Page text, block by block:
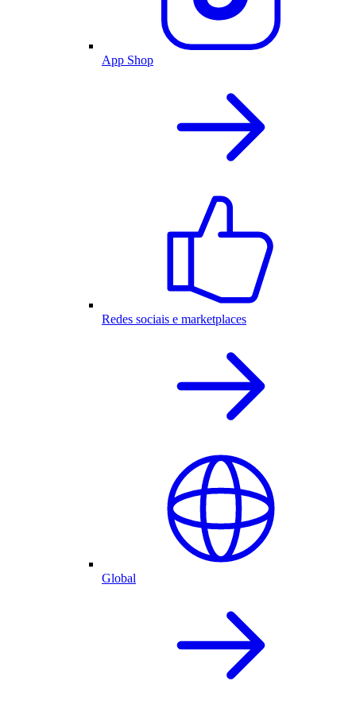
App Shop
Redes sociais e marketplaces
Global